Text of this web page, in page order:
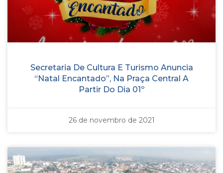
Secretaria De Cultura E Turismo Anuncia
“Natal Encantado”, Na Praça Central A
Partir Do Dia 01º
26 de novembro de 2021